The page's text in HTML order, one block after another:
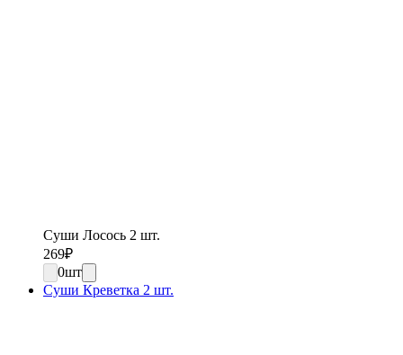
Суши Лосось 2 шт.
269₽
0шт
Суши Креветка 2 шт.